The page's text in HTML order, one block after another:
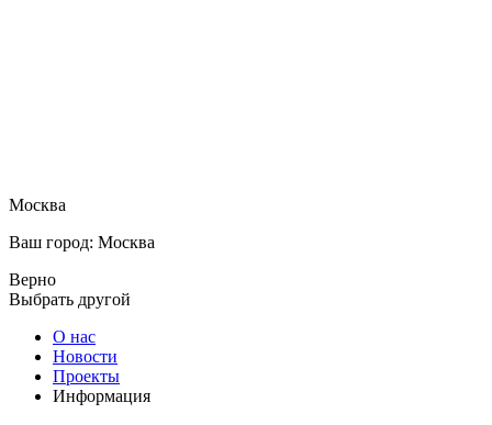
Москва
Ваш город: Москва
Верно
Выбрать другой
О нас
Новости
Проекты
Информация